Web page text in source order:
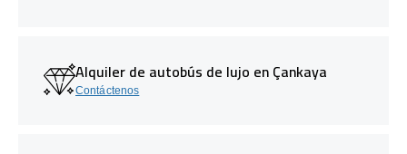
Alquiler de autobús de lujo en Çankaya
Contáctenos